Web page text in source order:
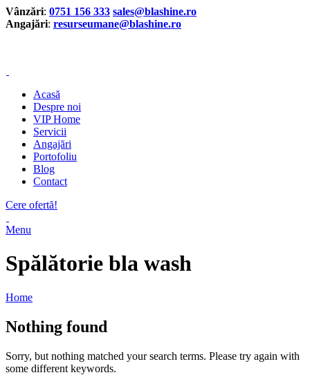
Vânzări: 0751 156 333 sales@blashine.ro
Angajări: resurseumane@blashine.ro
Acasă
Despre noi
VIP Home
Servicii
Angajări
Portofoliu
Blog
Contact
Cere ofertă!
Menu
Spălătorie bla wash
Home
Nothing found
Sorry, but nothing matched your search terms. Please try again with
some different keywords.